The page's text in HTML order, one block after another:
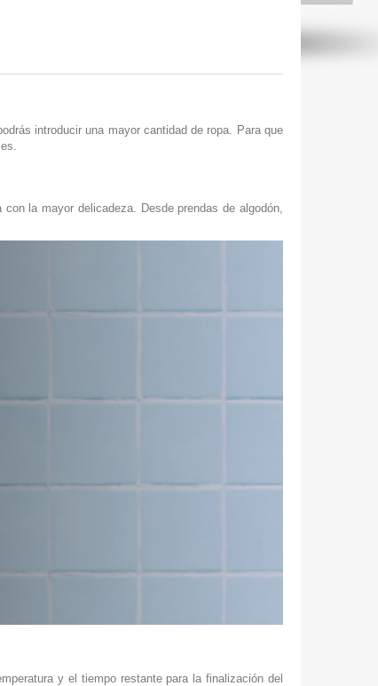
introducir una mayor cantidad de ropa. Para que
la mayor delicadeza. Desde prendas de algodón,
y el tiempo restante para la finalización del